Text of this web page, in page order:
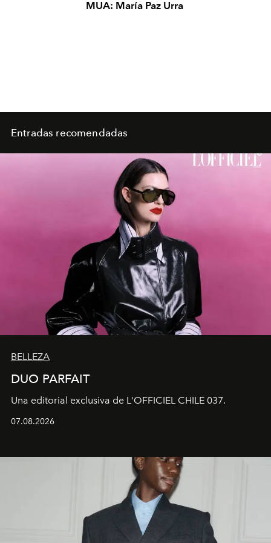
MUA: María Paz Urra
Entradas recomendadas
BELLEZA
DUO PARFAIT
Una editorial exclusiva de L'OFFICIEL CHILE 037.
07.08.2026